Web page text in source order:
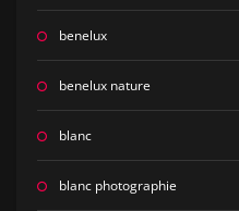
benelux
benelux nature
blanc
blanc photographie